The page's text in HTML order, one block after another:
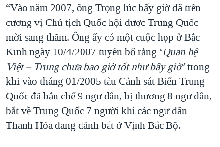
“Vào năm 2007, ông Trọng lúc bấy giờ đã trên
cương vị Chủ tịch Quốc hội được Trung Quốc
mời sang thăm. Ông ấy có một cuộc họp ở Bắc
Kinh ngày 10/4/2007 tuyên bố rằng ‘Quan hệ
Việt – Trung chưa bao giờ tốt như bây giờ’trong
khi vào tháng 01/2005 tàu Cảnh sát Biển Trung
Quốc đã bắn chế 9 ngư dân, bị thương 8 ngư dân,
bắt về Trung Quốc 7 người khi các ngư dân
Thanh Hóa đang đánh bắt ở Vịnh Bắc Bộ.